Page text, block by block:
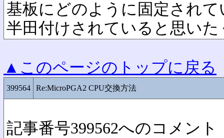
基板にどのように固定され
半田付けされていると思い
▲このページのトップに戻る
399564 Re:MicroPGA2 CPU交換方法
記事番号399562へのコメント